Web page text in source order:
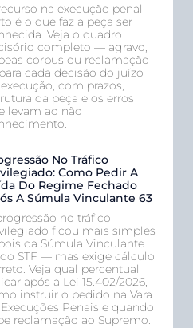
na execução penal
é o que faz a peça ser
Veja o quadro
completo — agravo,
corpus ou reclamação
cada decisão do juízo
com prazos,
da peça e os erros
levam ao não
No Tráfico
Como Pedir A
Do Regime Fechado
A Súmula Vinculante 63
no tráfico
ficou mais simples
da Súmula Vinculante
STF — mas exige cálculo
Veja qual percentual
após a Lei 15.402/2026,
instruir o pedido na Vara
Penais e quando
reclamação ao Supremo.